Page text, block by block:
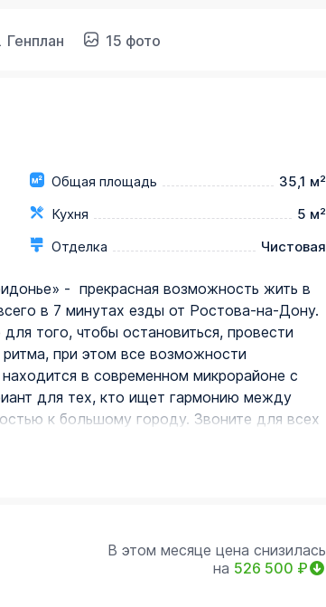
Генплан 15 фото
Общая площадь
35,1 м²
Кухня
5 м²
Отделка Чистовая
-  прекрасная возможность жить в
в 7 минутах езды от Ростова-на-Дону.
того, чтобы остановиться, провести
при этом все возможности
в современном микрорайоне с
для тех, кто ищет гармонию между
к большому городу. Звоните для всех
В этом месяце цена снизилась
на 526 500 ₽